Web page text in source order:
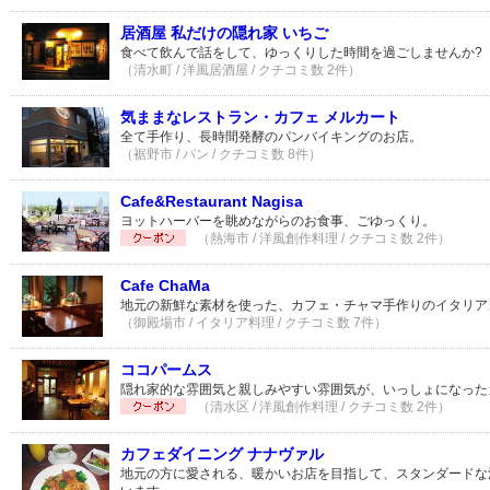
居酒屋 私だけの隠れ家 いちご
食べて飲んで話をして、ゆっくりした時間を過ごしませんか?
（清水町 / 洋風居酒屋 / クチコミ数 2件）
気ままなレストラン・カフェ メルカート
全て手作り、長時間発酵のパンバイキングのお店。
（裾野市 / パン / クチコミ数 8件）
Cafe&Restaurant Nagisa
ヨットハーバーを眺めながらのお食事、ごゆっくり。
（熱海市 / 洋風創作料理 / クチコミ数 2件）
Cafe ChaMa
地元の新鮮な素材を使った、カフェ・チャマ手作りのイタリ
（御殿場市 / イタリア料理 / クチコミ数 7件）
ココパームス
隠れ家的な雰囲気と親しみやすい雰囲気が、いっしょになっ
（清水区 / 洋風創作料理 / クチコミ数 2件）
カフェダイニング ナナヴァル
地元の方に愛される、暖かいお店を目指して、スタンダード